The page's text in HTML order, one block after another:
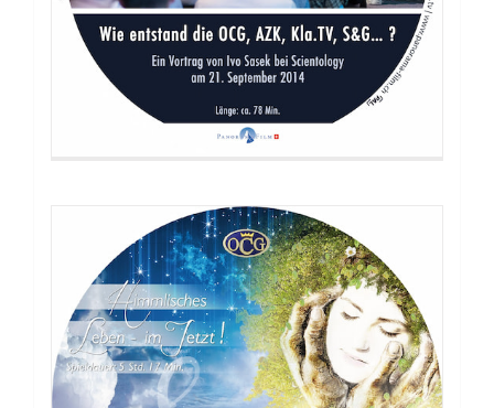
Himmlisches Leben und Göttliche
Fundamente